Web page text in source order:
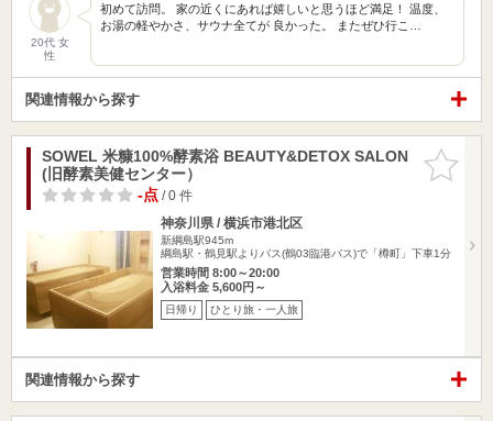
20代 女
性
初めて訪問。 家の近くにあれば嬉しいと思うほど満足！ 温度、
お湯の軽やかさ、サウナ全てが 良かった。 またぜひ行こ…
関連情報から探す
お気に入
りに追加
SOWEL 米糠100%酵素浴 BEAUTY&DETOX SALON
(旧酵素美健センター）
-点/ 0 件
神奈川県 / 横浜市港北区
新綱島駅945m
綱島駅・鶴見駅よりバス(鶴03臨港バス)で「樽町」下車1分
営業時間 8:00～20:00
入浴料金 5,600円～
日帰り ひとり旅・一人旅
関連情報から探す